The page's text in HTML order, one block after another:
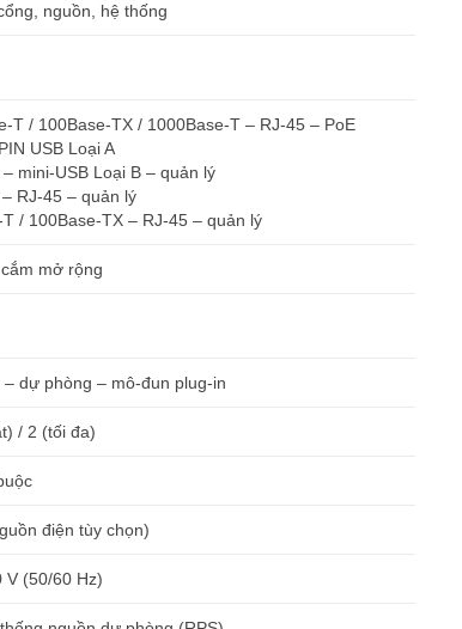
nguồn, hệ thống
T / 100Base-TX / 1000Base-T – RJ-45 – PoE
USB Loại A
mini-USB Loại B – quản lý
RJ-45 – quản lý
/ 100Base-TX – RJ-45 – quản lý
mở rộng
– dự phòng – mô-đun plug-in
/ 2 (tối đa)
điện tùy chọn)
V (50/60 Hz)